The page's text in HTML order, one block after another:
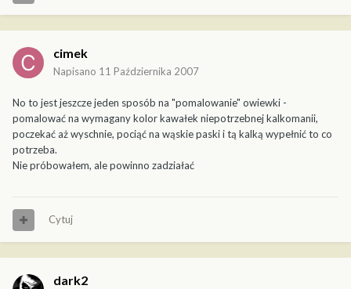
cimek
Napisano 11 Października 2007
No to jest jeszcze jeden sposób na "pomalowanie" owiewki -
pomalować na wymagany kolor kawałek niepotrzebnej kalkomanii,
poczekać aż wyschnie, pociąć na wąskie paski i tą kalką wypełnić to co
potrzeba.
Nie próbowałem, ale powinno zadziałać
Cytuj
dark2